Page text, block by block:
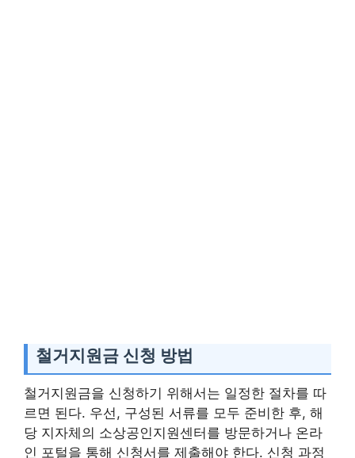
철거지원금 신청 방법
철거지원금을 신청하기 위해서는 일정한 절차를 따
르면 된다. 우선, 구성된 서류를 모두 준비한 후, 해
당 지자체의 소상공인지원센터를 방문하거나 온라
인 포털을 통해 신청서를 제출해야 한다. 신청 과정